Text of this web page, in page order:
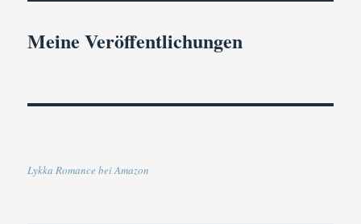
Meine Veröffentlichungen
Lykka Romance bei Amazon